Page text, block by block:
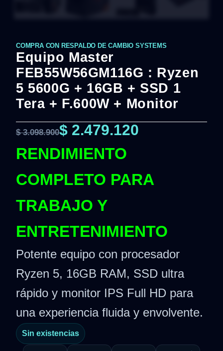
COMPRA CON RESPALDO DE CAMBIO SYSTEMS
Equipo Master
FEB55W56GM116G : Ryzen
5 5600G + 16GB + SSD 1
Tera + F.600W + Monitor
$3.098.900$ 2.479.120
RENDIMIENTO
COMPLETO PARA
TRABAJO Y
ENTRETENIMIENTO
Potente equipo con procesador
Ryzen 5, 16GB RAM, SSD ultra
rápido y monitor IPS Full HD para
una experiencia fluida y envolvente.
Sin existencias